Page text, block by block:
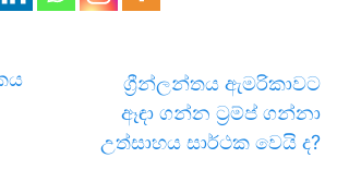
ග්‍රීන්ලන්තය ඇමරිකාවට
ඈඳා ගන්න ට්‍රම්ප් ගන්නා
උත්සාහය සාර්ථක වෙයි ද?